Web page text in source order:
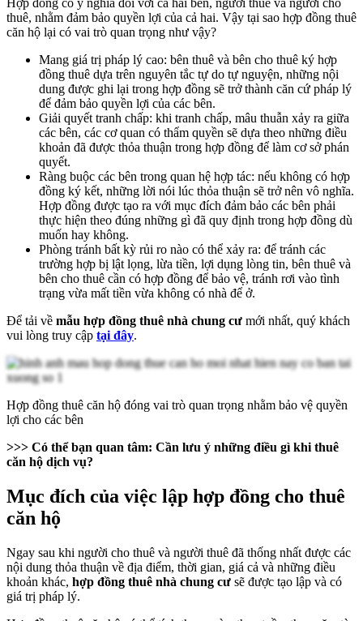
thuê, nhằm đảm bảo quyền lợi của cả hai. Vậy tại sao hợp đồng thuê
căn hộ lại có vai trò quan trọng như vậy?
Mang giá trị pháp lý cao: bên thuê và bên cho thuê ký hợp
đồng thuê dựa trên nguyên tắc tự do tự nguyện, những nội
dung được ghi lại trong hợp đồng sẽ trở thành căn cứ pháp lý
để đảm bảo quyền lợi của các bên.
Giải quyết tranh chấp: khi tranh chấp, mâu thuẫn xảy ra giữa
các bên, các cơ quan có thẩm quyền sẽ dựa theo những điều
khoản đã được thỏa thuận trong hợp đồng để làm cơ sở phán
quyết.
Ràng buộc các bên trong quan hệ hợp tác: nếu không có hợp
đồng ký kết, những lời nói lúc thỏa thuận sẽ trở nên vô nghĩa.
Hợp đồng được tạo ra với mục đích đảm bảo các bên phải
thực hiện theo đúng những gì đã quy định trong hợp đồng dù
muốn hay không.
Phòng tránh bất kỳ rủi ro nào có thể xảy ra: để tránh các
trường hợp bị lật lọng, lừa tiền, lợi dụng lòng tin, bên thuê và
bên cho thuê cần có hợp đồng để bảo vệ, tránh rơi vào tình
trạng vừa mất tiền vừa không có nhà để ở.
Để tải về mẫu hợp đồng thuê nhà chung cư mới nhất, quý khách
vui lòng truy cập tại đây.
Hợp đồng thuê căn hộ đóng vai trò quan trọng nhằm bảo vệ quyền
lợi cho các bên
>>> Có thể bạn quan tâm: Cần lưu ý những điều gì khi thuê
căn hộ dịch vụ?
Mục đích của việc lập hợp đồng cho thuê
căn hộ
Ngay sau khi người cho thuê và người thuê đã thống nhất được các
nội dung thỏa thuận về địa điểm, thời gian, giá cả và những điều
khoản khác, hợp đồng thuê nhà chung cư sẽ được tạo lập và có
giá trị pháp lý.